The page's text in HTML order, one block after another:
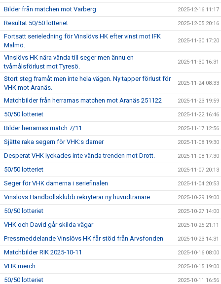
Bilder från matchen mot Varberg 2025-12-16 11:17
Resultat 50/50 lotteriet 2025-12-05 20:16
Fortsatt serieledning för Vinslövs HK efter vinst mot IFK
Malmö.
2025-11-30 17:20
Vinslövs HK nära vända till seger men ännu en
tvåmålsförlust mot Tyresö.
2025-11-30 16:31
Stort steg framåt men inte hela vägen. Ny tapper förlust för
VHK mot Aranäs.
2025-11-24 08:33
Matchbilder från herrarnas matchen mot Aranäs 251122 2025-11-23 19:59
50/50 lotteriet 2025-11-22 16:46
Bilder herrarnas match 7/11 2025-11-17 12:56
Sjätte raka segern för VHK:s damer 2025-11-08 19:30
Desperat VHK lyckades inte vända trenden mot Drott. 2025-11-08 17:30
50/50 lotteriet 2025-11-07 20:13
Seger för VHK damerna i seriefinalen 2025-11-04 20:53
Vinslövs Handbollsklubb rekryterar ny huvudtränare 2025-10-29 19:00
50/50 lotteriet 2025-10-27 14:00
VHK och David går skilda vägar 2025-10-25 21:11
Pressmeddelande Vinslövs HK får stöd från Arvsfonden 2025-10-23 14:31
Matchbilder RIK 2025-10-11 2025-10-16 08:00
VHK merch 2025-10-15 19:00
50/50 lotteriet 2025-10-11 16:56